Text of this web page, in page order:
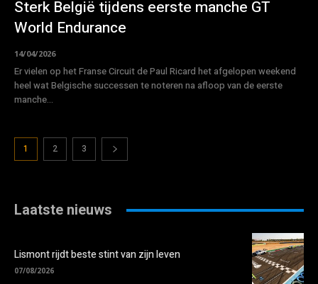
Sterk België tijdens eerste manche GT
World Endurance
14/04/2026
Er vielen op het Franse Circuit de Paul Ricard het afgelopen weekend
heel wat Belgische successen te noteren na afloop van de eerste
manche...
1 2 3
Laatste nieuws
Lismont rijdt beste stint van zijn leven
07/08/2026